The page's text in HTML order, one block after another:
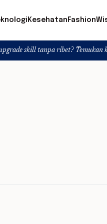
Kesehatan Fashion
ribet? Temukan kelas seru